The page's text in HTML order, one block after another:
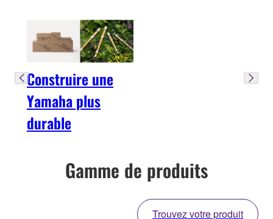
Construire une
Yamaha plus
durable
Gamme de produits
Trouvez votre produit